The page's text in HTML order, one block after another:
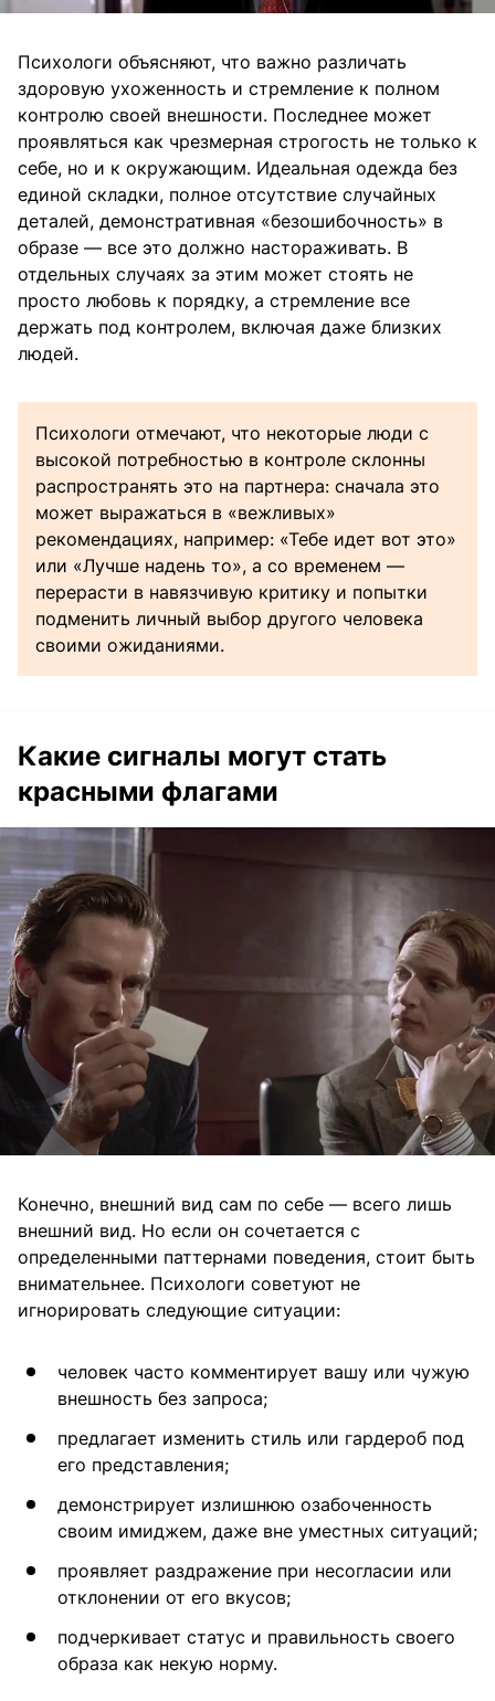
Психологи объясняют, что важно различать
здоровую ухоженность и стремление к полном
контролю своей внешности. Последнее может
проявляться как чрезмерная строгость не только к
себе, но и к окружающим. Идеальная одежда без
единой складки, полное отсутствие случайных
деталей, демонстративная «безошибочность» в
образе — все это должно настораживать. В
отдельных случаях за этим может стоять не
просто любовь к порядку, а стремление все
держать под контролем, включая даже близких
людей.
Психологи отмечают, что некоторые люди с
высокой потребностью в контроле склонны
распространять это на партнера: сначала это
может выражаться в «вежливых»
рекомендациях, например: «Тебе идет вот это»
или «Лучше надень то», а со временем —
перерасти в навязчивую критику и попытки
подменить личный выбор другого человека
своими ожиданиями.
Какие сигналы могут стать
красными флагами
Конечно, внешний вид сам по себе — всего лишь
внешний вид. Но если он сочетается с
определенными паттернами поведения, стоит быть
внимательнее. Психологи советуют не
игнорировать следующие ситуации:
человек часто комментирует вашу или чужую
внешность без запроса;
предлагает изменить стиль или гардероб под
его представления;
демонстрирует излишнюю озабоченность
своим имиджем, даже вне уместных ситуаций;
проявляет раздражение при несогласии или
отклонении от его вкусов;
подчеркивает статус и правильность своего
образа как некую норму.